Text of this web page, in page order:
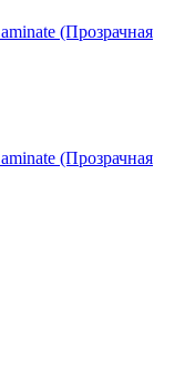
(Прозрачная
(Прозрачная